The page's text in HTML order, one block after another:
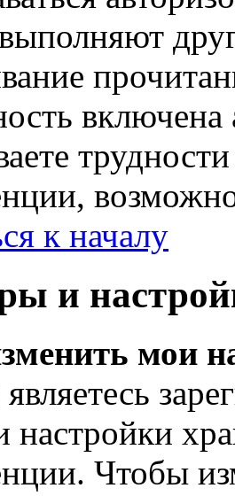
к началу
и
мои
настройки
Чтобы